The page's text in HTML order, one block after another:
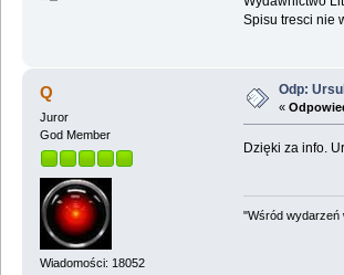
Spisu tresci nie
Q
Juror
God Member
Wiadomości: 18052
Odp:
«
Dzięki za info.
"Wśród wydarzeń